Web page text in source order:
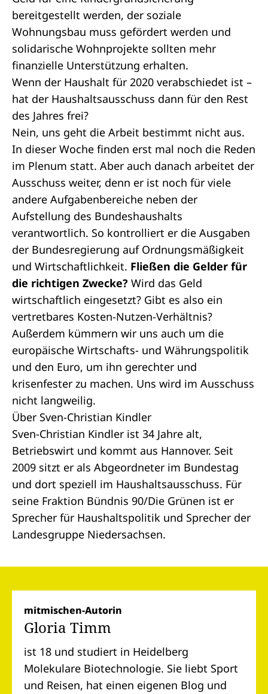
bereitgestellt werden, der soziale
Wohnungsbau muss gefördert werden und
solidarische Wohnprojekte sollten mehr
finanzielle Unterstützung erhalten.
Wenn der Haushalt für 2020 verabschiedet ist –
hat der Haushaltsausschuss dann für den Rest
des Jahres frei?
Nein, uns geht die Arbeit bestimmt nicht aus.
In dieser Woche finden erst mal noch die Reden
im Plenum statt. Aber auch danach arbeitet der
Ausschuss weiter, denn er ist noch für viele
andere Aufgabenbereiche neben der
Aufstellung des Bundeshaushalts
verantwortlich. So kontrolliert er die Ausgaben
der Bundesregierung auf Ordnungsmäßigkeit
und Wirtschaftlichkeit. Fließen die Gelder für
die richtigen Zwecke? Wird das Geld
wirtschaftlich eingesetzt? Gibt es also ein
vertretbares Kosten-Nutzen-Verhältnis?
Außerdem kümmern wir uns auch um die
europäische Wirtschafts- und Währungspolitik
und den Euro, um ihn gerechter und
krisenfester zu machen. Uns wird im Ausschuss
nicht langweilig.
Über Sven-Christian Kindler
Sven-Christian Kindler ist 34 Jahre alt,
Betriebswirt und kommt aus Hannover. Seit
2009 sitzt er als Abgeordneter im Bundestag
und dort speziell im Haushaltsausschuss. Für
seine Fraktion Bündnis 90/Die Grünen ist er
Sprecher für Haushaltspolitik und Sprecher der
Landesgruppe Niedersachsen.
mitmischen-Autorin
Gloria Timm
ist 18 und studiert in Heidelberg
Molekulare Biotechnologie. Sie liebt Sport
und Reisen, hat einen eigenen Blog und